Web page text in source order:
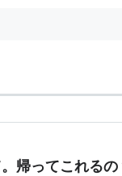
帰ってこれるの